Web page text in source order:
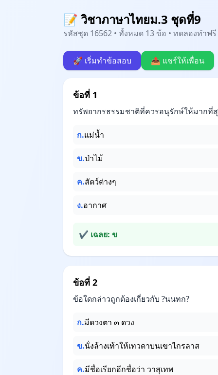
📝 วิชาภาษาไทยม.3 ชุดที่9
รหัสชุด 16562 • ทั้งหมด 13 ข้อ • ทดลองทำฟ
🚀 เริ่มทำข้อสอบ 📤 แชร์ให้เพื่อน
ข้อที่ 1
ทรัพยากรธรรมชาติที่ควรอนุรักษ์ให้มากที่
ก.แม่น้ำ
ข.ป่าไม้
ค.สัตว์ต่างๆ
ง.อากาศ
✔ เฉลย: ข
ข้อที่ 2
ข้อใดกล่าวถูกต้องเกี่ยวกับ ?นนทก?
ก.มีดวงตา ๓ ดวง
ข.นั่งล้างเท้าให้เทวดาบนเขาไกรลาส
ค.มีชื่อเรียกอีกชื่อว่า วาสุเทพ